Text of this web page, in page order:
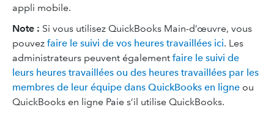
appli mobile.
Note : Si vous utilisez QuickBooks Main-d’œuvre, vous
pouvez faire le suivi de vos heures travaillées ici. Les
administrateurs peuvent également faire le suivi de
leurs heures travaillées ou des heures travaillées par les
membres de leur équipe dans QuickBooks en ligne ou
QuickBooks en ligne Paie s’il utilise QuickBooks.